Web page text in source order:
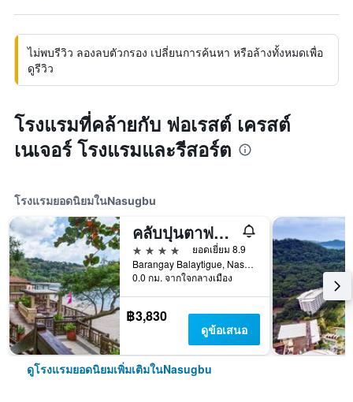
ไม่พบรีวิว ลองลบตัวกรอง เปลี่ยนการค้นหา หรือล้างทั้งหมดเพื่อ
ดูรีวิว
โรงแรมที่คล้ายกับ ฟอเรสต์ เครสต์
เนเจอร์ โรงแรมและรีสอร์ต
โรงแรมยอดนิยมในNasugbu
คลับปุนตาฟวยโก
4 ดาว
ยอดเยี่ยม 8.9
Barangay Balaytigue, Nasugbu, ฟิลิปปินส์
0.0 กม. จากใจกลางเมือง
฿3,830
ดูข้อเสนอ
ดูโรงแรมยอดนิยมเพิ่มเติมในNasugbu